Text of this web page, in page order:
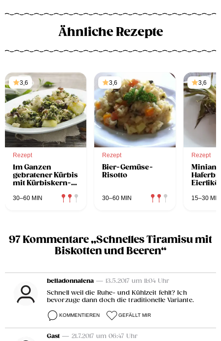
Ähnliche Rezepte
3,6
Rezept
Im Ganzen
gebratener Kürbis
mit Kürbiskern-
Gremolata und
30–60 MIN
3,6
Rezept
Bier-Gemüse-
Risotto
30–60 MIN
3,6
Rezept
15–30 MIN
97 Kommentare „Schnelles Tiramisu mit
Biskotten und Beeren“
belladonnalena — 13.5.2017 um 11:04 Uhr
Schnell weil die Ruhe- und Kühlzeit fehlt? Ich
bevorzuge dann doch die traditionelle Variante.
KOMMENTIEREN GEFÄLLT MIR
Gast — 21.7.2017 um 06:47 Uhr